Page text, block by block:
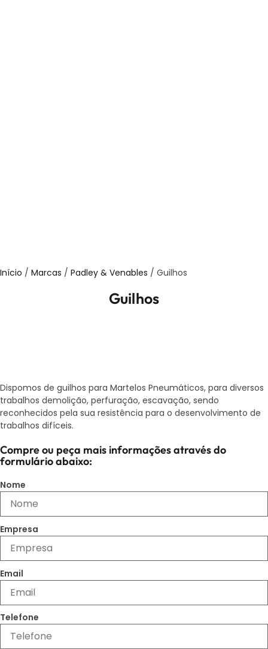
Início / Marcas / Padley & Venables / Guilhos
Guilhos
Dispomos de guilhos para Martelos Pneumáticos, para diversos
trabalhos demolição, perfuração, escavação, sendo
reconhecidos pela sua resistência para o desenvolvimento de
trabalhos difíceis.
Compre ou peça mais informações através do
formulário abaixo:
Nome
Empresa
Email
Telefone